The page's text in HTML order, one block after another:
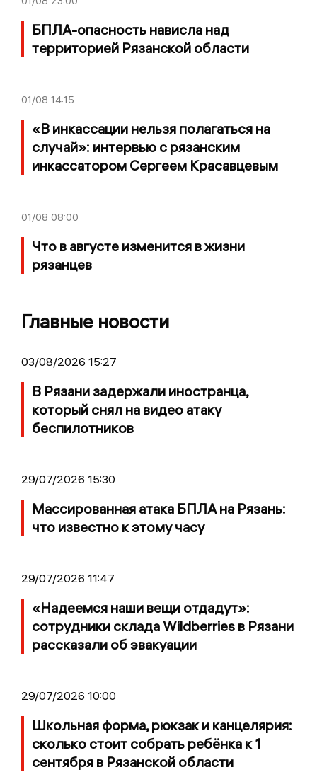
БПЛА-опасность нависла над
территорией Рязанской области
01/08 14:15
«В инкассации нельзя полагаться на
случай»: интервью с рязанским
инкассатором Сергеем Красавцевым
01/08 08:00
Что в августе изменится в жизни
рязанцев
Главные новости
03/08/2026 15:27
В Рязани задержали иностранца,
который снял на видео атаку
беспилотников
29/07/2026 15:30
Массированная атака БПЛА на Рязань:
что известно к этому часу
29/07/2026 11:47
«Надеемся наши вещи отдадут»:
сотрудники склада Wildberries в Рязани
рассказали об эвакуации
29/07/2026 10:00
Школьная форма, рюкзак и канцелярия:
сколько стоит собрать ребёнка к 1
сентября в Рязанской области